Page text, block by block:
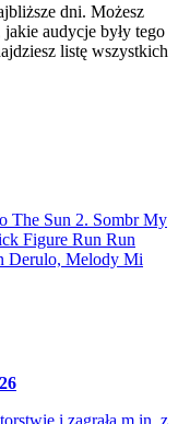
dni. Możesz
audycje były tego
listę wszystkich
The Sun 2. Sombr My
Figure Run Run
Derulo, Melody Mi